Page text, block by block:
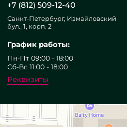
+7 (812) 509-12-40
Санкт-Петербург, Измайловский
бул., 1, корп. 2
График работы:
Пн-Пт 09:00 - 18:00
Сб-Вс 11:00 - 18:00
Реквизиты